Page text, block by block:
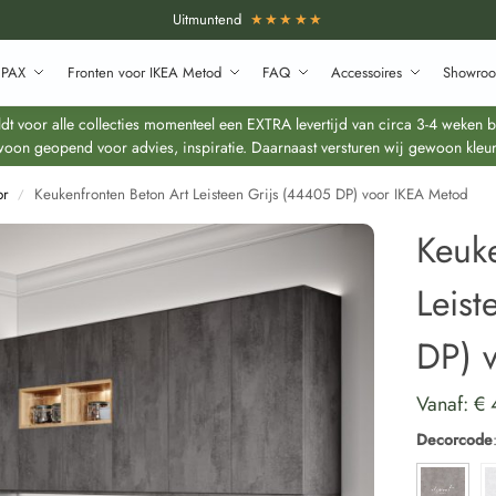
Uitmuntend ★★★★★
Fronten voor IKEA Metod FAQ Accessoires
voor alle collecties momenteel een EXTRA levertijd van circa 3-4 weken
geopend voor advies, inspiratie. Daarnaast versturen wij gewoon
/ Keukenfronten Beton Art Leisteen Grijs (44405 DP) voor IKEA Metod
DP)
Vanaf:€
Decorcode: